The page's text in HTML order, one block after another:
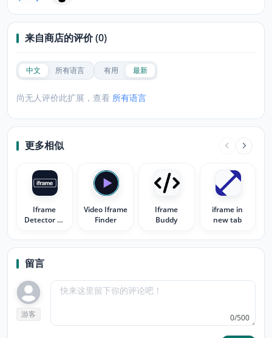
来自商店的评价 (0)
中文 所有语言 有用 最新
尚无人评价此扩展，查看 所有语言
更多相似
Iframe
Detector —
Highlight
Frames
Video Iframe
Finder
Iframe
Buddy
iframe in
new tab
留言
游客 0/500